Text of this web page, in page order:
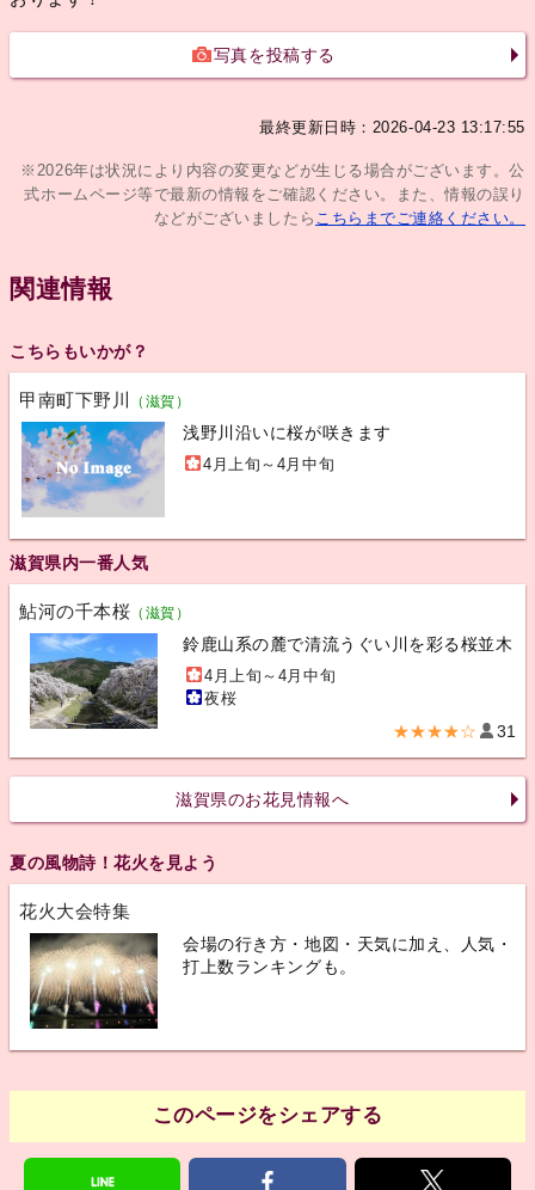
写真を投稿する
最終更新日時：2026-04-23 13:17:55
※2026年は状況により内容の変更などが生じる場合がございます。公
式ホームページ等で最新の情報をご確認ください。また、情報の誤り
などがございましたら こちらまでご連絡ください。
関連情報
こちらもいかが？
甲南町下野川 （滋賀）
浅野川沿いに桜が咲きます
4月上旬～4月中旬
滋賀県内一番人気
鮎河の千本桜 （滋賀）
鈴鹿山系の麓で清流うぐい川を彩る桜並木
4月上旬～4月中旬
夜桜
★★★★☆ 31
滋賀県のお花見情報へ
夏の風物詩！花火を見よう
花火大会特集
会場の行き方・地図・天気に加え、人気・
打上数ランキングも。
このページをシェアする